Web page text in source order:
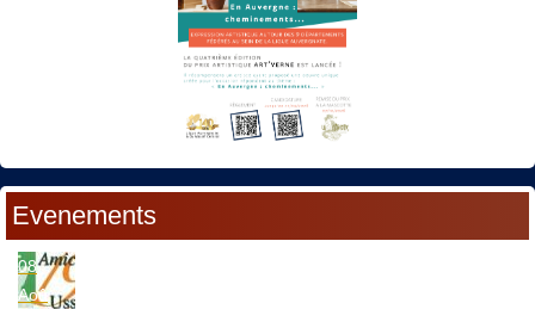
Evenements
08
Aoû